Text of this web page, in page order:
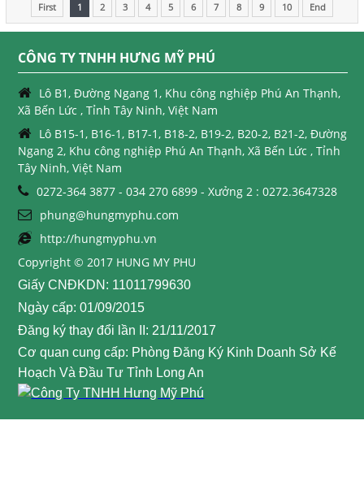
First 1 2 3 4 5 6 7 8 9 10 End
CÔNG TY TNHH HƯNG MỸ PHÚ
Lô B1, Đường Ngang 1, Khu công nghiệp Phú An Thạnh,
Xã Bến Lức , Tỉnh Tây Ninh, Việt Nam
Lô B15-1, B16-1, B17-1, B18-2, B19-2, B20-2, B21-2, Đường
Ngang 2, Khu công nghiệp Phú An Thạnh, Xã Bến Lức , Tỉnh
Tây Ninh, Việt Nam
0272-364 3877 - 034 270 6899 - Xưởng 2 : 0272.3647328
phung@hungmyphu.com
http://hungmyphu.vn
Copyright © 2017 HUNG MY PHU
Giấy CNĐKDN: 11011799630
Ngày cấp: 01/09/2015
Đăng ký thay đổi lần II: 21/11/2017
Cơ quan cung cấp: Phòng Đăng Ký Kinh Doanh Sở Kế
Hoạch Và Đầu Tư Tỉnh Long An